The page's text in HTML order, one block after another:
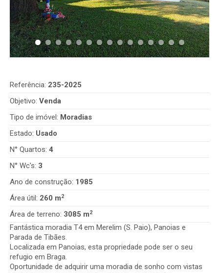
Referência: 235-2025
Objetivo: Venda
Tipo de imóvel: Moradias
Estado: Usado
N° Quartos: 4
N° Wc's: 3
Ano de construção: 1985
Área útil: 260 m2
Área de terreno: 3085 m2
Fantástica moradia T4 em Merelim (S. Paio), Panoias e
Parada de Tibães.
Localizada em Panoias, esta propriedade pode ser o seu
refugio em Braga.
Oportunidade de adquirir uma moradia de sonho com vistas